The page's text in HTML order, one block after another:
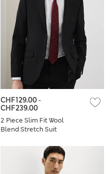
2 Piece Slim Fit Wool
Blend Stretch Suit
CHF129.00-
CHF239.00